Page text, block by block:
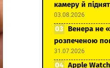
камеру й
03.08.2026
Венера не
розпеченою
31.07.2026
Apple